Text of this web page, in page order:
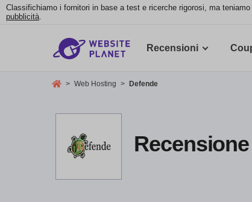
Classifichiamo i fornitori in base a test e ricerche rigorosi, ma
pubblicità.
Recensioni
> Web Hosting > Defende